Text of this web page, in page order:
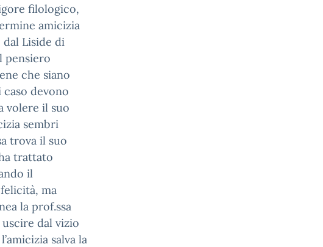
filologico,
amicizia
Liside di
pensiero
che siano
devono
volere il suo
sembri
trova il suo
trattato
il
ma
la prof.ssa
dal vizio
salva la